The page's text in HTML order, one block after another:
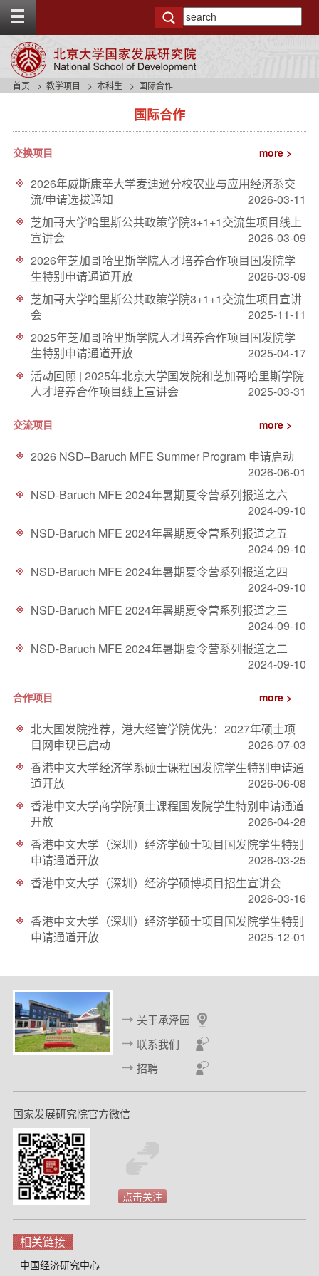
g
t
首页 教学项目 本科生 国际合作
国际合作
交换项目 more >
2026年威斯康辛大学麦迪逊分校农业与应用经济系交
流/申请选拔通知
2026-03-11
芝加哥大学哈里斯公共政策学院3+1+1交流生项目线上
宣讲会
2026-03-09
2026年芝加哥哈里斯学院人才培养合作项目国发院学
生特别申请通道开放
2026-03-09
芝加哥大学哈里斯公共政策学院3+1+1交流生项目宣讲
会
2025-11-11
2025年芝加哥哈里斯学院人才培养合作项目国发院学
生特别申请通道开放
2025-04-17
活动回顾 | 2025年北京大学国发院和芝加哥哈里斯学院
人才培养合作项目线上宣讲会
2025-03-31
交流项目 more >
2026 NSD–Baruch MFE Summer Program 申请启动
2026-06-01
NSD-Baruch MFE 2024年暑期夏令营系列报道之六
2024-09-10
NSD-Baruch MFE 2024年暑期夏令营系列报道之五
2024-09-10
NSD-Baruch MFE 2024年暑期夏令营系列报道之四
2024-09-10
NSD-Baruch MFE 2024年暑期夏令营系列报道之三
2024-09-10
NSD-Baruch MFE 2024年暑期夏令营系列报道之二
2024-09-10
合作项目 more >
北大国发院推荐，港大经管学院优先：2027年硕士项
目网申现已启动
2026-07-03
香港中文大学经济学系硕士课程国发院学生特别申请通
道开放
2026-06-08
香港中文大学商学院硕士课程国发院学生特别申请通道
开放
2026-04-28
香港中文大学（深圳）经济学硕士项目国发院学生特别
申请通道开放
2026-03-25
香港中文大学（深圳）经济学硕博项目招生宣讲会
2026-03-16
香港中文大学（深圳）经济学硕士项目国发院学生特别
申请通道开放
2025-12-01
关于承泽园
联系我们
招聘
国家发展研究院官方微信
点击关注
相关链接
中国经济研究中心